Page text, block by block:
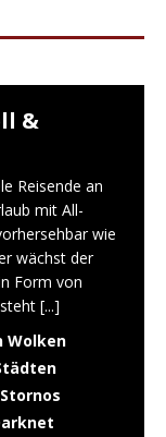
&
Reisende an
mit All-
wie
wächst der
Form von
[...]
Wolken